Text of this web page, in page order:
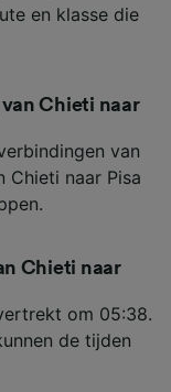
en klasse die
Chieti naar
van
Chieti naar Pisa
Chieti naar
om 05:38.
de tijden